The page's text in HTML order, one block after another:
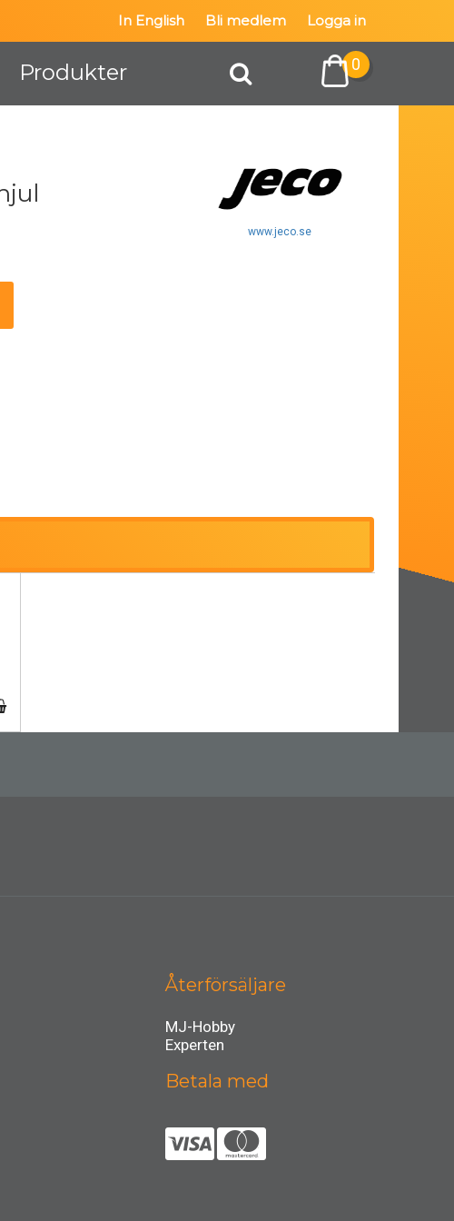
In English Bli medlem Logga in
Produkter 0
www.jeco.se
Återförsäljare
MJ-Hobby
Experten
Betala med